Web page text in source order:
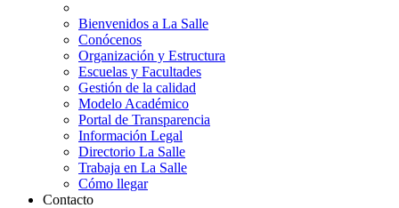
Bienvenidos a La Salle
Conócenos
Organización y Estructura
Escuelas y Facultades
Gestión de la calidad
Modelo Académico
Portal de Transparencia
Información Legal
Directorio La Salle
Trabaja en La Salle
Cómo llegar
Contacto